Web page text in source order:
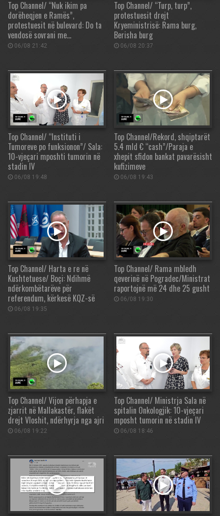
Top Channel/ “Nuk ikim pa
dorëheqjen e Ramës”,
protestuesit në bulevard: Do ta
vendosë sovrani me…
06/08 21:42
Top Channel/ “Turp, turp”,
protestuesit drejt
Kryeministrisë: Rama burg,
Berisha burg
06/08 20:37
Top Channel/ “Instituti i
Tumoreve po funksionon”/ Sala:
10-vjeçari mposhti tumorin në
stadin IV
06/08 19:48
Top Channel/Rekord, shqiptarët
5.4 mld € “cash”/Paraja e
xhepit sfidon bankat pavarësisht
kufizimeve
06/08 19:43
Top Channel/ Harta e re në
Kushtetuese/ Boçi: Ndihmë
ndërkombëtarëve për
referendum, kërkesë KQZ-së
06/08 19:35
Top Channel/ Rama mbledh
qeverinë në Pogradec/Ministrat
raportojnë më 24 dhe 25 gusht
06/08 19:30
Top Channel/ Vijon përhapja e
zjarrit në Mallakastër, flakët
drejt Vloshit, ndërhyrja nga ajri
06/08 19:22
Top Channel/ Ministrja Sala në
spitalin Onkologjik: 10-vjeçari
mposht tumorin në stadin IV
06/08 18:46